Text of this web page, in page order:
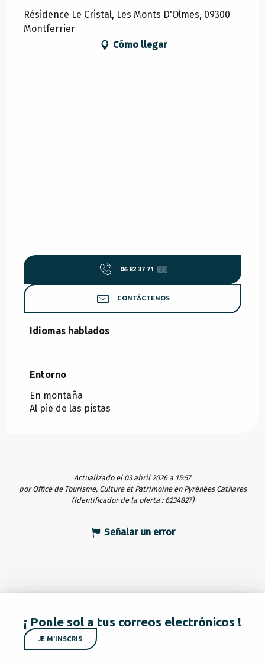
Résidence Le Cristal, Les Monts D'Olmes, 09300
Montferrier
Cómo llegar
06 82 37 71 ▒▒
CONTÁCTENOS
Idiomas hablados
Idiomas hablados
Entorno
Entorno
En montaña
Al pie de las pistas
Actualizado el 03 abril 2026 a 15:57
por Office de Tourisme, Culture et Patrimoine en Pyrénées Cathares
(Identificador de la oferta : 6234827)
Señalar un error
¡ Ponle sol a tus correos electrónicos !
JE M'INSCRIS